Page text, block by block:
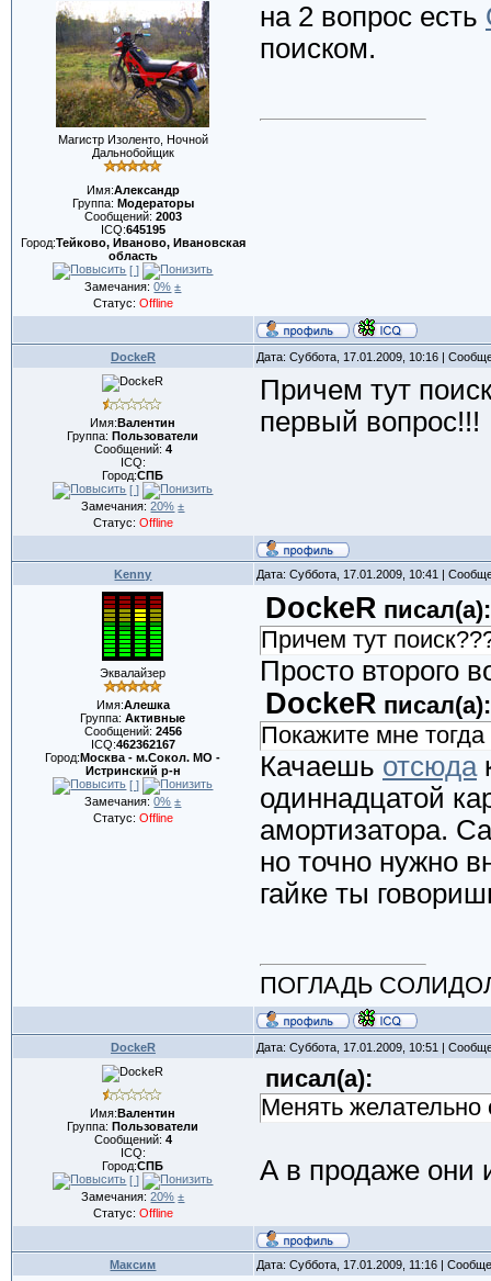
Магистр Изоленто, Ночной
Дальнобойщик
Имя:Александр
Группа: Модераторы
Сообщений: 2003
ICQ:645195
Город:Тейково, Иваново, Ивановская
область
[ ]
Замечания:0% ±
Статус: Offline
на 2 вопрос есть
поиском.
DockeR Дата: Суббота, 17.01.2009, 10:16 |
Имя:Валентин
Группа:Пользователи
Сообщений: 4
ICQ:
Город:СПБ
[ ]
Замечания:20% ±
Статус: Offline
Причем тут
первый вопрос!!!
Kenny Дата: Суббота, 17.01.2009, 10:41 |
Эквалайзер
Имя:Алешка
Группа:Активные
Сообщений: 2456
ICQ:462362167
Город:Москва - м.Сокол. МО -
Истринский р-н
[ ]
Замечания:0% ±
Статус: Offline
DockeR писал(а):
Причем тут
Просто второго
DockeR писал(а):
Покажите мне
Качаешь отсюда
одиннадцатой
амортизатора.
но точно нужно
гайке ты
ПОГЛАДЬ
DockeR Дата: Суббота, 17.01.2009, 10:51 |
Имя:Валентин
Группа:Пользователи
Сообщений: 4
ICQ:
Город:СПБ
[ ]
Замечания:20% ±
Статус: Offline
писал(а):
Менять желательно
А в продаже они
Максим Дата: Суббота, 17.01.2009, 11:16 |